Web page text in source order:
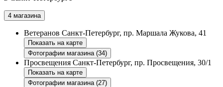
4 магазина
Ветеранов Санкт-Петербург, пр. Маршала Жукова, 41
Показать на карте
Фотографии магазина (34)
Просвещения Санкт-Петербург, пр. Просвещения, 30/1
Показать на карте
Фотографии магазина (27)